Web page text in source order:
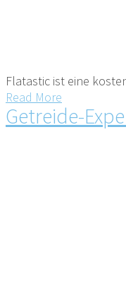
Flatastic ist eine
Read More
Getreide-